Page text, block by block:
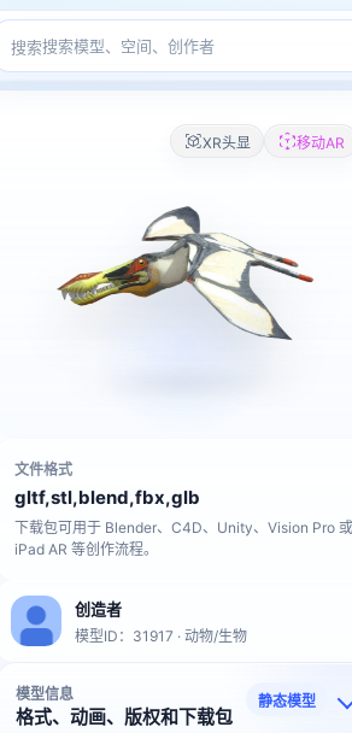
搜索
XR头显 移动AR
文件格式
gltf,stl,blend,fbx,glb
下载包可用于 Blender、C4D、Unity、Vision Pro 或
iPad AR 等创作流程。
创造者
模型ID：31917 · 动物/生物
模型信息
格式、动画、版权和下载包
静态模型